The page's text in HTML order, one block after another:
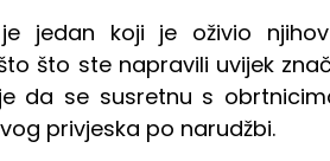
jedan koji je oživio
što ste napravili uvijek
da se susretnu s
privjeska po narudžbi.